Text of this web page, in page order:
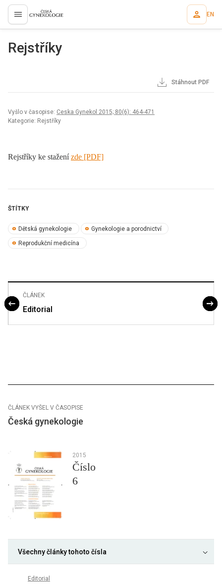
proLékaře.cz EN
Rejstříky
Stáhnout PDF
Vyšlo v časopise: Ceska Gynekol 2015; 80(6): 464-471
Kategorie: Rejstříky
Rejstříky ke staženízde [PDF]
ŠTÍTKY
Dětská gynekologie Gynekologie a porodnictví
Reprodukční medicína
ČLÁNEK
Editorial
ČLÁNEK VYŠEL V ČASOPISE
Česká gynekologie
2015
Číslo
6
Všechny články tohoto čísla
Editorial